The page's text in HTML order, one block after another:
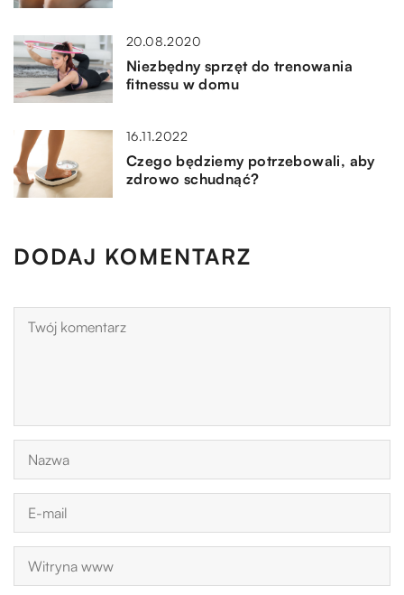
20.08.2020
Niezbędny sprzęt do trenowania
fitnessu w domu
16.11.2022
Czego będziemy potrzebowali, aby
zdrowo schudnąć?
DODAJ KOMENTARZ